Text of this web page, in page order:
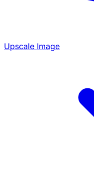
Upscale Image